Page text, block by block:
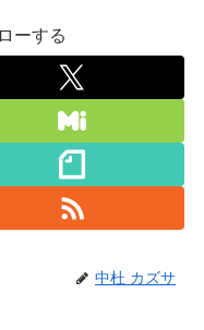
ーする
中杜 カズサ